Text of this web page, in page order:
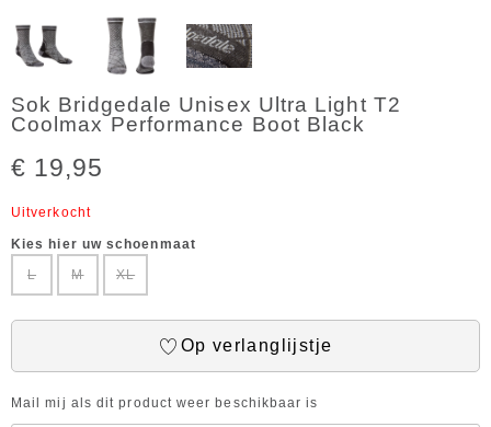
Sok Bridgedale Unisex Ultra Light T2
Coolmax Performance Boot Black
€ 19,95
Uitverkocht
Kies hier uw schoenmaat
L
M XL
Op verlanglijstje
Mail mij als dit product weer beschikbaar is